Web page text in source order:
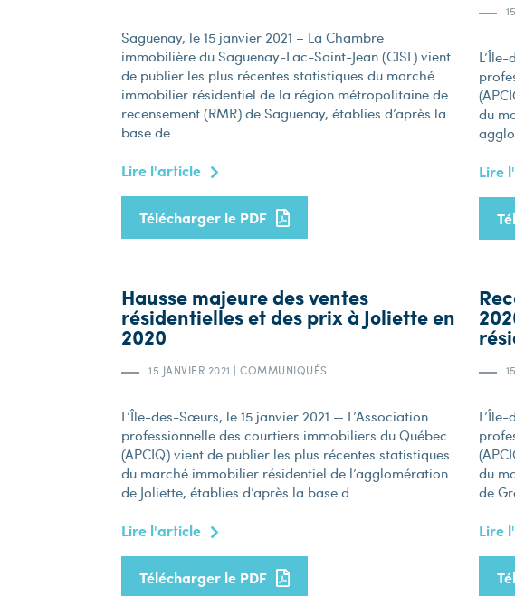
Saguenay, le 15 janvier 2021 – La Chambre
immobilière du Saguenay-Lac-Saint-Jean (CISL) vient
de publier les plus récentes statistiques du marché
immobilier résidentiel de la région métropolitaine de
recensement (RMR) de Saguenay, établies d’après la
base de...
Lire l'article
Télécharger le PDF
du
Lire
Hausse majeure des ventes
résidentielles et des prix à Joliette en
2020
15 JANVIER 2021 | COMMUNIQUÉS
L’Île-des-Sœurs, le 15 janvier 2021 — L’Association
professionnelle des courtiers immobiliers du Québec
(APCIQ) vient de publier les plus récentes statistiques
du marché immobilier résidentiel de l’agglomération
de Joliette, établies d’après la base d...
Lire l'article
Télécharger le PDF
du
de
Lire